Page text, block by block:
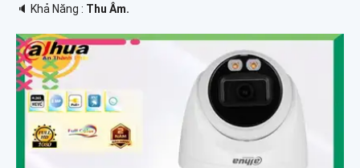
️🔈 Khả Năng : Thu Âm.